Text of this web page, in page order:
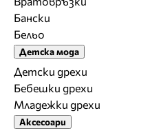
Бански
Бельо
Детска мода
Детски дрехи
Бебешки дрехи
Младежки дрехи
Аксесоари